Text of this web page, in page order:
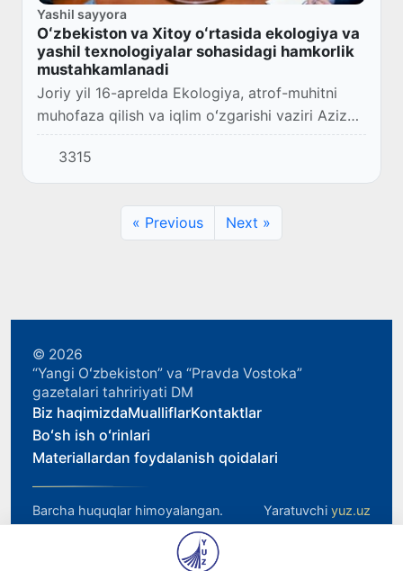
Yashil sayyora
Oʻzbekiston va Xitoy oʻrtasida ekologiya va
yashil texnologiyalar sohasidagi hamkorlik
mustahkamlanadi
Joriy yil 16-aprelda Ekologiya, atrof-muhitni
muhofaza qilish va iqlim oʻzgarishi vaziri Aziz
Abduhakimov va Xitoy Xalq Respublikasining
Oʻzbekistondagi tadbirkorlar uyushmasi rais...
3315
« Previous Next »
© 2026
“Yangi Oʻzbekiston” va “Pravda Vostoka”
gazetalari tahririyati DM
Biz haqimizdaMualliflarKontaktlar
Boʻsh ish oʻrinlari
Materiallardan foydalanish qoidalari
Barcha huquqlar himoyalangan. Yaratuvchi yuz.uz